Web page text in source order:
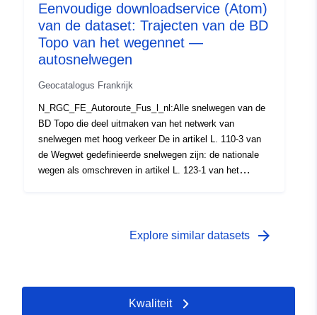
verkeer, of een deel van de snelweg met hoog verkeer
en één snelweg. „Bretelle”: een route die twee wegen
verbindt die op verschillende niveaus doorkruisen.
onbekende genealogie datum van herziening niet bekend
Bronnen: ©IGN BD-TOPO® vintage onbekend
Eenvoudige downloadservice (Atom)
van de dataset: Trajecten van de BD
Topo van het wegennet —
autosnelwegen
Geocatalogus Frankrijk
N_RGC_FE_Autoroute_Fus_l_nl:Alle snelwegen van de
BD Topo die deel uitmaken van het netwerk van
snelwegen met hoog verkeer De in artikel L. 110-3 van
de Wegwet gedefinieerde snelwegen zijn: de nationale
wegen als omschreven in artikel L. 123-1 van het
schouderbanden verbinden ofwel twee delen van
herziening niet bekend Bronnen:©IGN BD-TOPO®
Explore similar datasets arrow_forward
Kwaliteit